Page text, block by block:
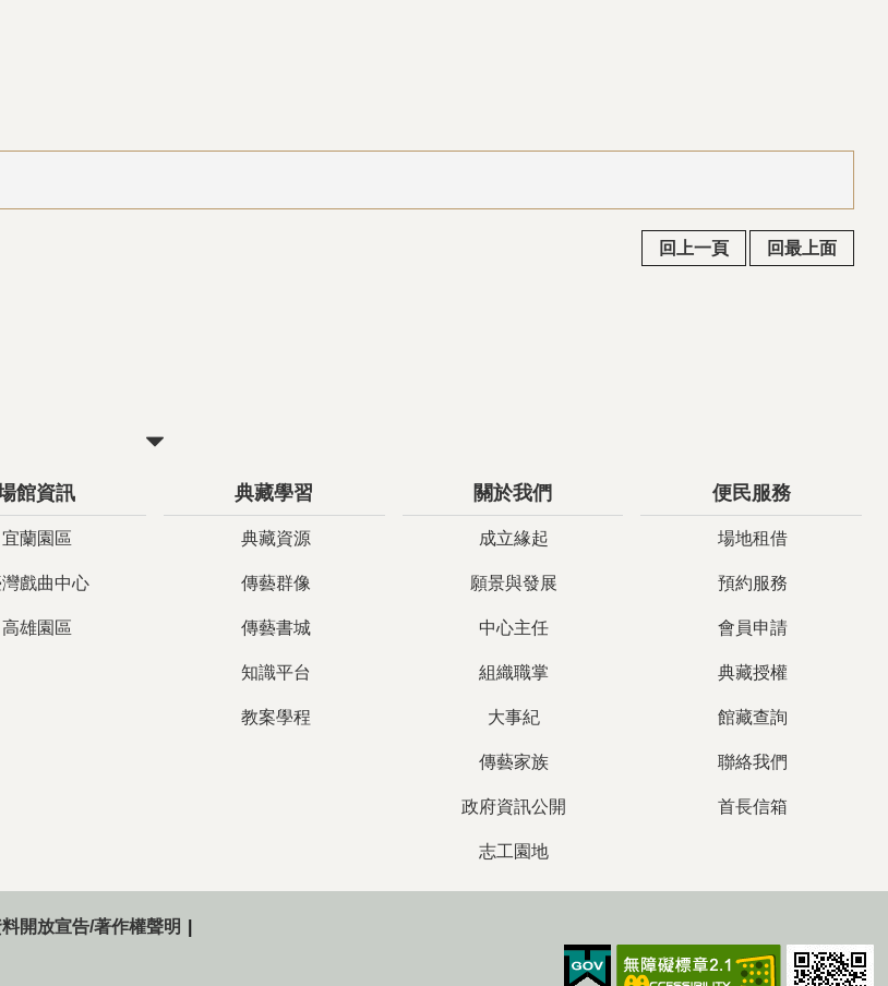
回上一頁 回最上面
館資訊
宜蘭園區
戲曲中心
高雄園區
典藏學習
典藏資源
傳藝群像
傳藝書城
知識平台
教案學程
關於我們
成立緣起
願景與發展
中心主任
組織職掌
大事紀
傳藝家族
政府資訊公開
志工園地
便民服務
場地租借
預約服務
會員申請
典藏授權
館藏查詢
聯絡我們
首長信箱
開放宣告/著作權聲明